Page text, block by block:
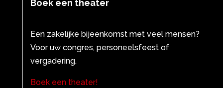
Boek een theater
Een zakelijke bijeenkomst met veel mensen?
Voor uw congres, personeelsfeest of
vergadering.
Boek een theater!